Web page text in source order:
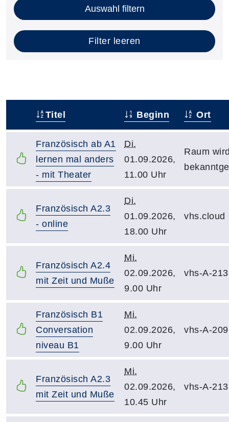
Auswahl filtern
Filter leeren
Titel Beginn Ort
Französisch ab A1
lernen mal anders
- mit Theater
Di.
01.09.2026,
11.00 Uhr
Raum
Französisch A2.3
- online
Di.
01.09.2026,
18.00 Uhr
vhs.cloud
Französisch A2.4
mit Zeit und Muße
Mi.
02.09.2026,
9.00 Uhr
vhs-A-213
Französisch B1
Conversation
niveau B1
Mi.
02.09.2026,
9.00 Uhr
vhs-A-209
Französisch A2.3
mit Zeit und Muße
Mi.
02.09.2026,
10.45 Uhr
vhs-A-213